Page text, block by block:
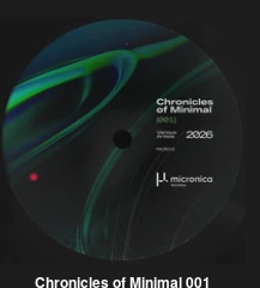
Chronicles of Minimal 001